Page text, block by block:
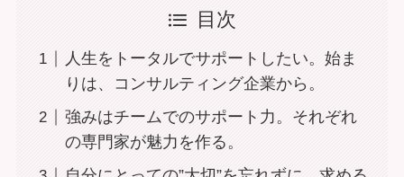
目次
人生をトータルでサポートしたい。始ま
りは、コンサルティング企業から。
強みはチームでのサポート力。それぞれ
の専門家が魅力を作る。